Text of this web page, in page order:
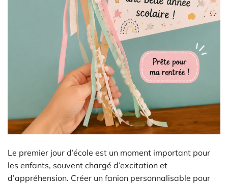
Le premier jour d’école est un moment important pour
les enfants, souvent chargé d’excitation et
d’appréhension. Créer un fanion personnalisable pour